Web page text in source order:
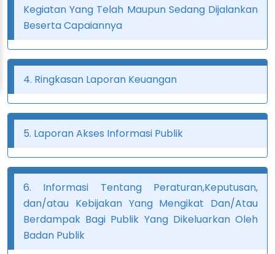
Kegiatan Yang Telah Maupun Sedang Dijalankan
Beserta Capaiannya
4. Ringkasan Laporan Keuangan
5. Laporan Akses Informasi Publik
6. Informasi Tentang Peraturan,Keputusan,
dan/atau Kebijakan Yang Mengikat Dan/Atau
Berdampak Bagi Publik Yang Dikeluarkan Oleh
Badan Publik